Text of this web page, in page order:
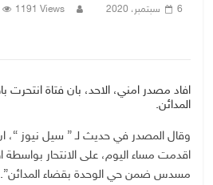
6 سبتمبر، 2020 1191 Views
افاد مصدر امني، الاحد، بان فتاة انتحرت
المدائن.
اقدمت مساء اليوم، على الانتحار بواسطة
مسدس ضمن حي الوحدة بقضاء المدائن”.